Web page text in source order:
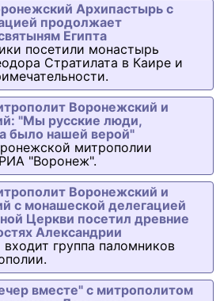
Архипастырь с
продолжает
Египта
посетили монастырь
Стратилата в Каире и
Воронежский и
"Мы русские люди,
было нашей верой"
митрополии
"Воронеж".
Воронежский и
с монашеской делегацией
Церкви посетил древние
Александрии
группа паломников
вместе" с митрополитом